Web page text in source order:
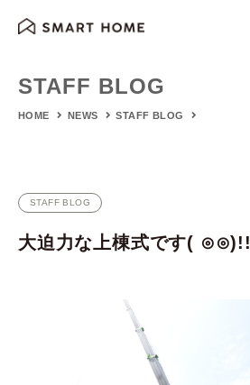
STAFF BLOG
HOME NEWS STAFF BLOG
STAFF BLOG
大迫力な上棟式です‎( ⊙⊙)!!